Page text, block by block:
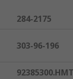
284-2175
303-96-196